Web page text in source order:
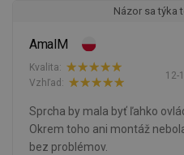
Názor sa týka
AmalM
12-
Kvalita:
Vzhľad:
Sprcha by mala byť ľahko
Okrem toho ani montáž
bez problémov.